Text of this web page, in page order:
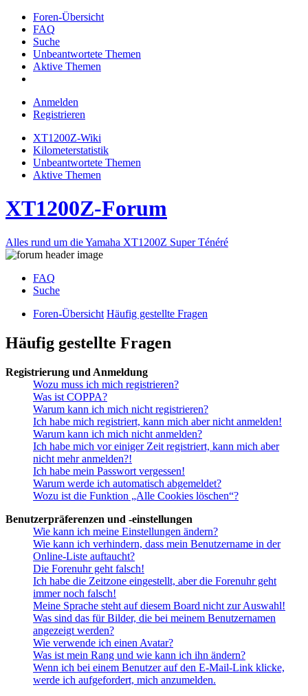
Foren-Übersicht
FAQ
Suche
Unbeantwortete Themen
Aktive Themen
Anmelden
Registrieren
XT1200Z-Wiki
Kilometerstatistik
Unbeantwortete Themen
Aktive Themen
XT1200Z-Forum
Alles rund um die Yamaha XT1200Z Super Ténéré
FAQ
Suche
Foren-Übersicht Häufig gestellte Fragen
Häufig gestellte Fragen
Registrierung und Anmeldung
Wozu muss ich mich registrieren?
Was ist COPPA?
Warum kann ich mich nicht registrieren?
Ich habe mich registriert, kann mich aber nicht anmelden!
Warum kann ich mich nicht anmelden?
Ich habe mich vor einiger Zeit registriert, kann mich aber
nicht mehr anmelden?!
Ich habe mein Passwort vergessen!
Warum werde ich automatisch abgemeldet?
Wozu ist die Funktion „Alle Cookies löschen“?
Benutzerpräferenzen und -einstellungen
Wie kann ich meine Einstellungen ändern?
Wie kann ich verhindern, dass mein Benutzername in der
Online-Liste auftaucht?
Die Forenuhr geht falsch!
Ich habe die Zeitzone eingestellt, aber die Forenuhr geht
immer noch falsch!
Meine Sprache steht auf diesem Board nicht zur Auswahl!
Was sind das für Bilder, die bei meinem Benutzernamen
angezeigt werden?
Wie verwende ich einen Avatar?
Was ist mein Rang und wie kann ich ihn ändern?
Wenn ich bei einem Benutzer auf den E-Mail-Link klicke,
werde ich aufgefordert, mich anzumelden.